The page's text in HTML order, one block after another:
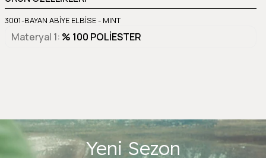
3001-BAYAN ABİYE ELBİSE - MINT
Materyal 1 % 100 POLİESTER
Yeni Sezon